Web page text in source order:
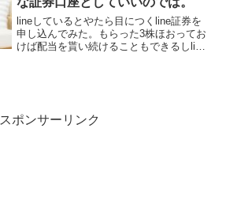
lineしているとやたら目につくline証券を
申し込んでみた。もらった3株ほおってお
けば配当を貰い続けることもできるしline
スポンサーリンク